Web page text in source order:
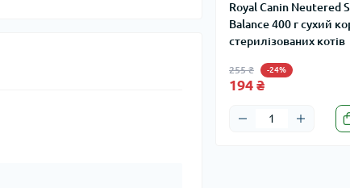
Royal Canin Neutered
Balance 400 г сухий
стерилізованих котів
255 ₴ -24%
194 ₴